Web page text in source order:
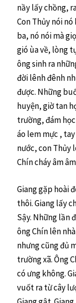
nầy lấy chồng,
Con Thủy nói
ba, nó nói mà
gió ùa về, lòng
ông sinh ra
đời lênh đênh
được. Những
huyện, giờ tan
trường, đám
áo lem mực ,
nước, con Thủy
Chín cháy âm
Giang gặp hoài
thôi. Giang lấy
Sậy. Những lần
ông Chín lên
nhưng cũng đủ
trường xã. Ông
có ưng không.
vuốt ra từ cây